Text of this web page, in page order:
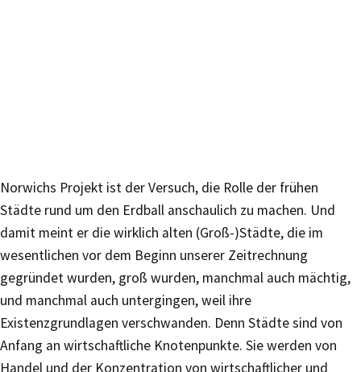
Norwichs Projekt ist der Versuch, die Rolle der frühen
Städte rund um den Erdball anschaulich zu machen. Und
damit meint er die wirklich alten (Groß-)Städte, die im
wesentlichen vor dem Beginn unserer Zeitrechnung
gegründet wurden, groß wurden, manchmal auch mächtig,
und manchmal auch untergingen, weil ihre
Existenzgrundlagen verschwanden. Denn Städte sind von
Anfang an wirtschaftliche Knotenpunkte. Sie werden von
Handel und der Konzentration von wirtschaftlicher und